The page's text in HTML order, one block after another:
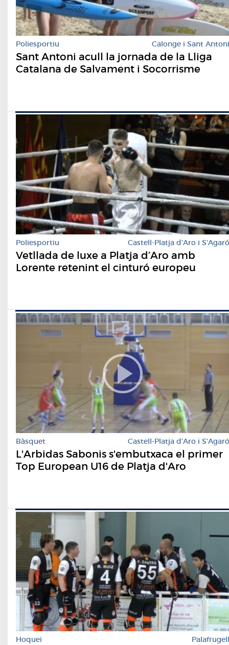
Poliesportiu Calonge i Sant Antoni
Sant Antoni acull la jornada de la Lliga
Catalana de Salvament i Socorrisme
Poliesportiu Castell-Platja d'Aro i S'Agaró
Vetllada de luxe a Platja d’Aro amb
Lorente retenint el cinturó europeu
Bàsquet Castell-Platja d'Aro i S'Agaró
L'Arbidas Sabonis s'embutxaca el primer
Top European U16 de Platja d'Aro
Hoquei Palafrugell